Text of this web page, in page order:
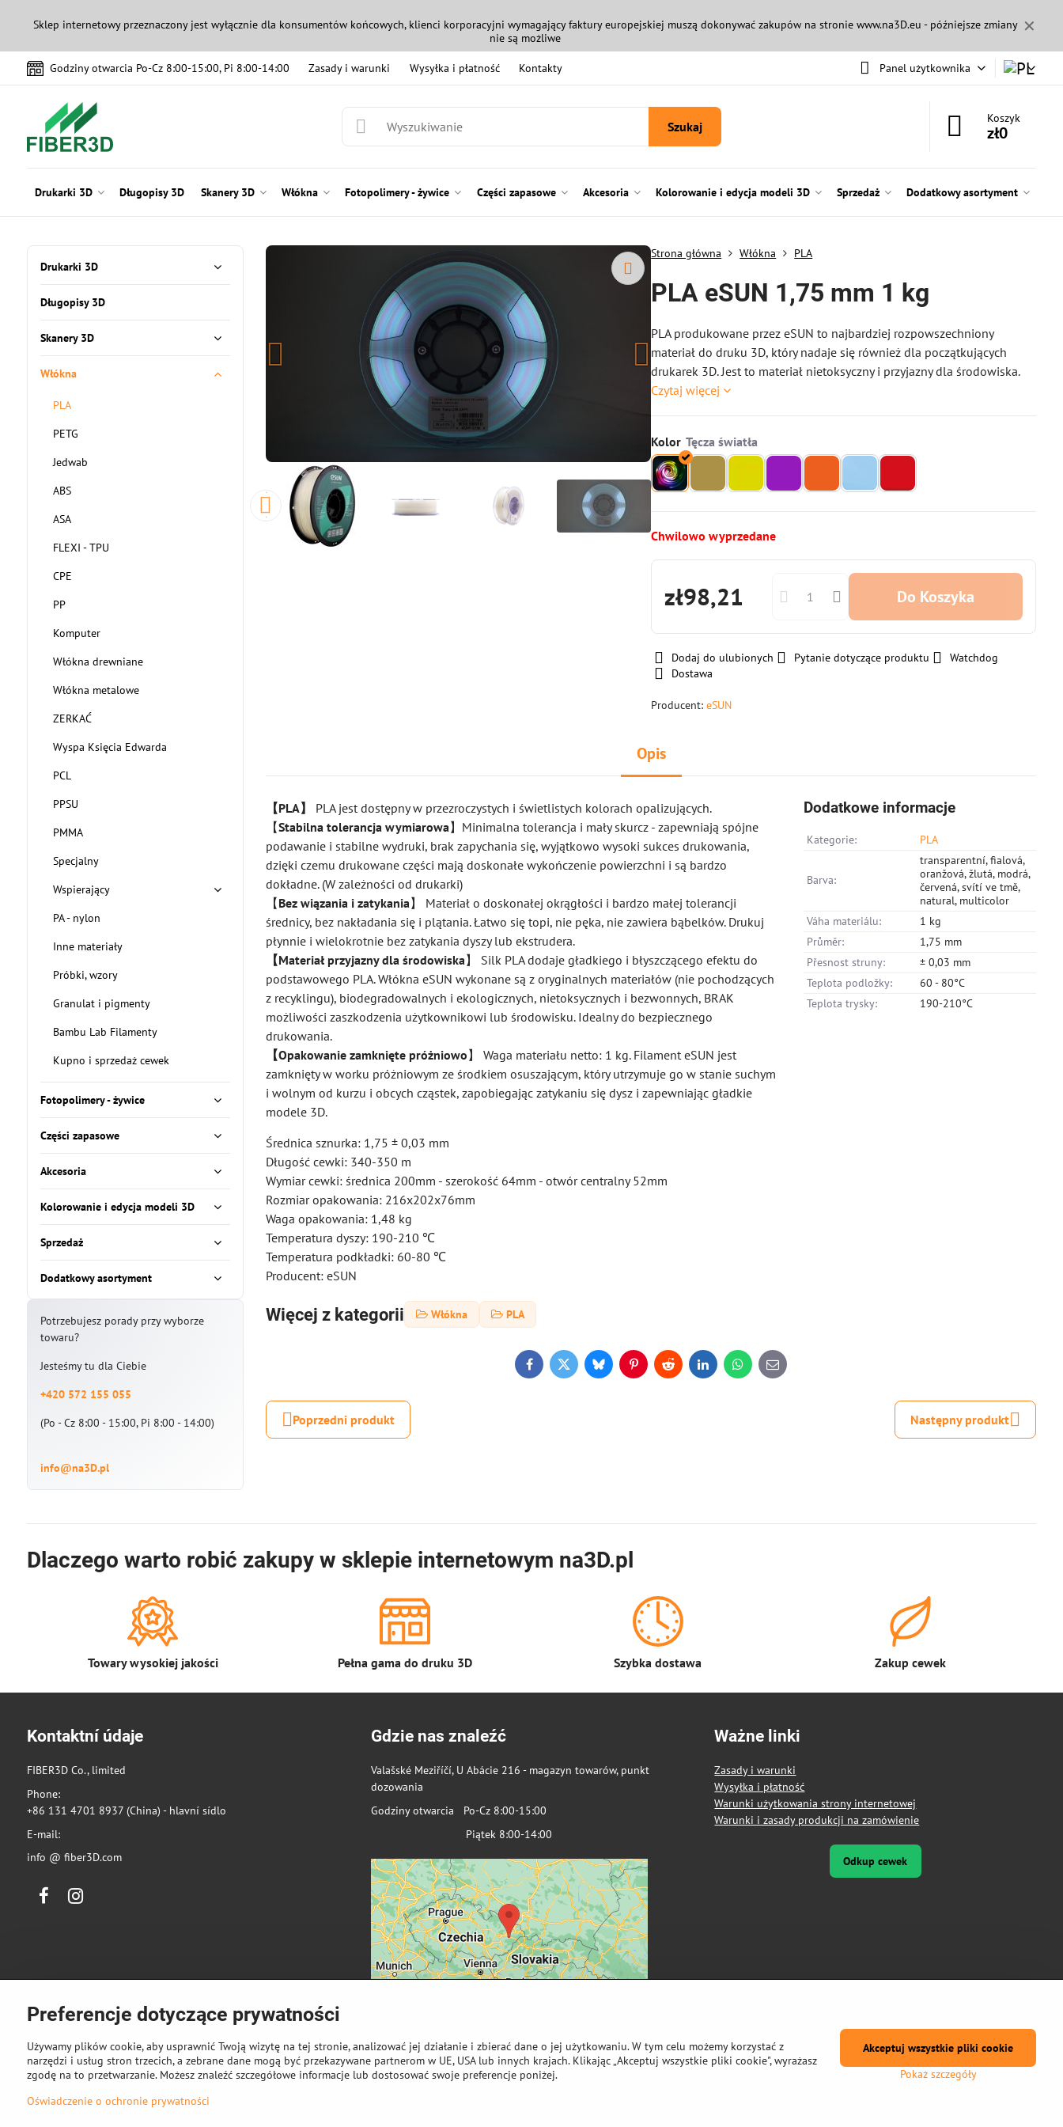
✕
Sklep internetowy przeznaczony jest wyłącznie dla konsumentów końcowych, klienci korporacyjni wymagający faktury europejskiej muszą dokonywać zakupów na stronie www.na3D.eu - późniejsze zmiany
nie są możliwe
Godziny otwarcia Po-Cz 8:00-15:00, Pi 8:00-14:00 Zasady i warunki Wysyłka i płatność Kontakty Panel użytkownika
Szukaj
Koszyk
zł0
Drukarki 3D Długopisy 3D Skanery 3D Włókna Fotopolimery - żywice Części zapasowe Akcesoria Kolorowanie i edycja modeli 3D Sprzedaż Dodatkowy asortyment
Strona główna Włókna PLA
PLA eSUN 1,75 mm 1 kg
PLA produkowane przez eSUN to najbardziej rozpowszechniony
materiał do druku 3D, który nadaje się również dla początkujących
drukarek 3D. Jest to materiał nietoksyczny i przyjazny dla środowiska.
Czytaj więcej
Kolor
Chwilowo wyprzedane
zł98,21 Do Koszyka
Dodaj do ulubionych Pytanie dotyczące produktu
Watchdog
Dostawa
Producent:eSUN
Opis
【PLA】
PLA jest dostępny w przezroczystych i świetlistych kolorach opalizujących.
【Stabilna tolerancja wymiarowa】Minimalna tolerancja i mały skurcz - zapewniają spójne
podawanie i stabilne wydruki, brak zapychania się, wyjątkowo wysoki sukces drukowania,
dzięki czemu drukowane części mają doskonałe wykończenie powierzchni i są bardzo
dokładne. (W zależności od drukarki)
【Bez wiązania i zatykania】 Materiał o doskonałej okrągłości i bardzo małej tolerancji
średnicy, bez nakładania się i plątania. Łatwo się topi, nie pęka, nie zawiera bąbelków. Drukuj
płynnie i wielokrotnie bez zatykania dyszy lub ekstrudera.
【Materiał przyjazny dla środowiska】 Silk PLA dodaje gładkiego i błyszczącego efektu do
podstawowego PLA. Włókna eSUN wykonane są z oryginalnych materiałów (nie pochodzących
z recyklingu), biodegradowalnych i ekologicznych, nietoksycznych i bezwonnych, BRAK
możliwości zaszkodzenia użytkownikowi lub środowisku. Idealny do bezpiecznego
drukowania.
【Opakowanie zamknięte próżniowo】 Waga materiału netto: 1 kg. Filament eSUN jest
zamknięty w worku próżniowym ze środkiem osuszającym, który utrzymuje go w stanie suchym
i wolnym od kurzu i obcych cząstek, zapobiegając zatykaniu się dysz i zapewniając gładkie
modele 3D.
Średnica sznurka: 1,75 ± 0,03 mm
Długość cewki: 340-350 m
Wymiar cewki: średnica 200mm - szerokość 64mm - otwór centralny 52mm
Rozmiar opakowania: 216x202x76mm
Waga opakowania: 1,48 kg
Temperatura dyszy: 190-210 ℃
Temperatura podkładki: 60-80 ℃
Producent: eSUN
Więcej z kategorii Włókna PLA
Dodatkowe informacje
Kategorie: PLA
Barva:
transparentní, fialová,
oranžová, žlutá, modrá,
červená, svítí ve tmě,
natural, multicolor
Váha materiálu:
1 kg
Průměr:
1,75 mm
Přesnost struny:
± 0,03 mm
Teplota podložky:
60 - 80°C
Teplota trysky:
190-210°C
FacebookTwitterBlueskyPinterestRedditLinkedInWhatsApp
E-
mail
Poprzedni produkt Następny produkt
Drukarki 3D
Długopisy 3D
Skanery 3D
Włókna
PLA
PETG
Jedwab
ABS
ASA
FLEXI - TPU
CPE
PP
Komputer
Włókna drewniane
Włókna metalowe
ZERKAĆ
Wyspa Księcia Edwarda
PCL
PPSU
PMMA
Specjalny
Wspierający
PA - nylon
Inne materiały
Próbki, wzory
Granulat i pigmenty
Bambu Lab Filamenty
Kupno i sprzedaż cewek
Fotopolimery - żywice
Części zapasowe
Akcesoria
Kolorowanie i edycja modeli 3D
Sprzedaż
Dodatkowy asortyment
Potrzebujesz porady przy wyborze
towaru?
Jesteśmy tu dla Ciebie
+420 572 155 055
(Po - Cz 8:00 - 15:00, Pi 8:00 - 14:00)
info@na3D.pl
Dlaczego warto robić zakupy w sklepie internetowym na3D.pl
Towary wysokiej jakości Pełna gama do druku 3D Szybka dostawa Zakup cewek
Kontaktní údaje
FIBER3D Co., limited
Phone:
+86 131 4701 8937 (China) - hlavní sídlo
E-mail:
info @ fiber3D.com
FacebookInstagram
Gdzie nas znaleźć
Valašské Meziříčí, U Abácie 216 - magazyn towarów, punkt
dozowania
Godziny otwarcia Po-Cz 8:00-15:00
Piątek 8:00-14:00
Ważne linki
Zasady i warunki
Wysyłka i płatność
Warunki użytkowania strony internetowej
Warunki i zasady produkcji na zamówienie
Odkup cewek
Preferencje dotyczące prywatności
Używamy plików cookie, aby usprawnić Twoją wizytę na tej stronie, analizować jej działanie i zbierać dane o jej użytkowaniu. W tym celu możemy korzystać z
narzędzi i usług stron trzecich, a zebrane dane mogą być przekazywane partnerom w UE, USA lub innych krajach. Klikając „Akceptuj wszystkie pliki cookie", wyrażasz
zgodę na to przetwarzanie. Możesz znaleźć szczegółowe informacje lub dostosować swoje preferencje poniżej.
Oświadczenie o ochronie prywatności
Pokaż szczegóły
Akceptuj wszystkie pliki cookie